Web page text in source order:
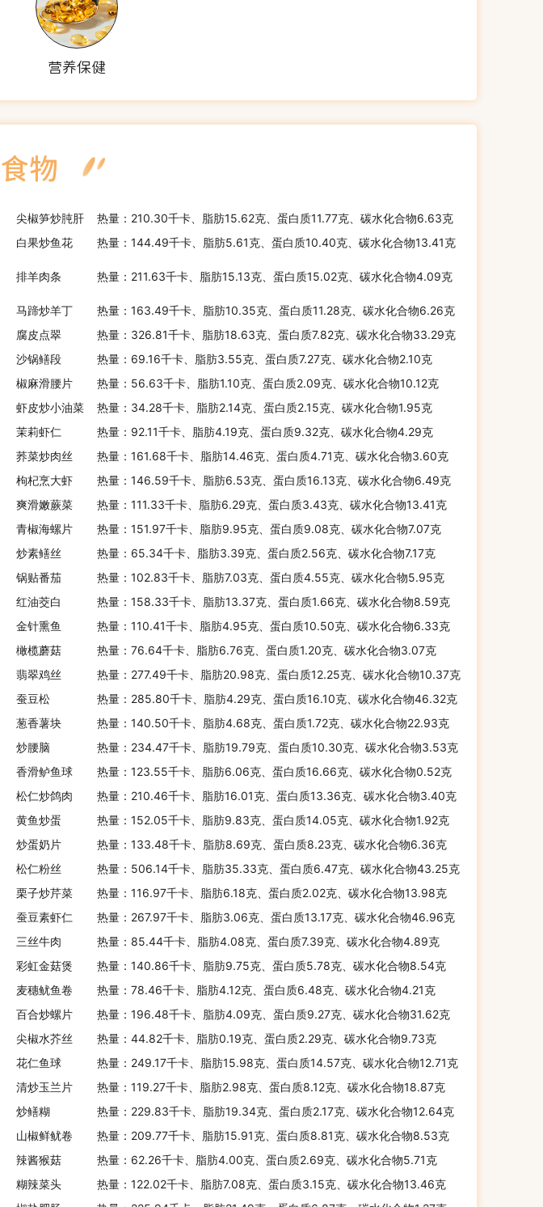
营养保健
尖椒笋炒肫肝
热量：210.30千卡、脂肪15.62克、蛋白质11.77克、碳水化合物6.63克
白果炒鱼花
热量：144.49千卡、脂肪5.61克、蛋白质10.40克、碳水化合物13.41克
排羊肉条 热量：211.63千卡、脂肪15.13克、蛋白质15.02克、碳水化合物4.09克
马蹄炒羊丁
热量：163.49千卡、脂肪10.35克、蛋白质11.28克、碳水化合物6.26克
腐皮点翠
热量：326.81千卡、脂肪18.63克、蛋白质7.82克、碳水化合物33.29克
沙锅鳝段
热量：69.16千卡、脂肪3.55克、蛋白质7.27克、碳水化合物2.10克
椒麻滑腰片
热量：56.63千卡、脂肪1.10克、蛋白质2.09克、碳水化合物10.12克
虾皮炒小油菜
热量：34.28千卡、脂肪2.14克、蛋白质2.15克、碳水化合物1.95克
茉莉虾仁
热量：92.11千卡、脂肪4.19克、蛋白质9.32克、碳水化合物4.29克
荞菜炒肉丝
热量：161.68千卡、脂肪14.46克、蛋白质4.71克、碳水化合物3.60克
枸杞烹大虾
热量：146.59千卡、脂肪6.53克、蛋白质16.13克、碳水化合物6.49克
爽滑嫩蕨菜
热量：111.33千卡、脂肪6.29克、蛋白质3.43克、碳水化合物13.41克
青椒海螺片
热量：151.97千卡、脂肪9.95克、蛋白质9.08克、碳水化合物7.07克
炒素鳝丝
热量：65.34千卡、脂肪3.39克、蛋白质2.56克、碳水化合物7.17克
锅贴番茄
热量：102.83千卡、脂肪7.03克、蛋白质4.55克、碳水化合物5.95克
红油茭白
热量：158.33千卡、脂肪13.37克、蛋白质1.66克、碳水化合物8.59克
金针熏鱼
热量：110.41千卡、脂肪4.95克、蛋白质10.50克、碳水化合物6.33克
橄榄蘑菇
热量：76.64千卡、脂肪6.76克、蛋白质1.20克、碳水化合物3.07克
翡翠鸡丝
热量：277.49千卡、脂肪20.98克、蛋白质12.25克、碳水化合物10.37克
蚕豆松
热量：285.80千卡、脂肪4.29克、蛋白质16.10克、碳水化合物46.32克
葱香薯块
热量：140.50千卡、脂肪4.68克、蛋白质1.72克、碳水化合物22.93克
炒腰脑
热量：234.47千卡、脂肪19.79克、蛋白质10.30克、碳水化合物3.53克
香滑鲈鱼球
热量：123.55千卡、脂肪6.06克、蛋白质16.66克、碳水化合物0.52克
松仁炒鸽肉
热量：210.46千卡、脂肪16.01克、蛋白质13.36克、碳水化合物3.40克
黄鱼炒蛋
热量：152.05千卡、脂肪9.83克、蛋白质14.05克、碳水化合物1.92克
炒蛋奶片
热量：133.48千卡、脂肪8.69克、蛋白质8.23克、碳水化合物6.36克
松仁粉丝
热量：506.14千卡、脂肪35.33克、蛋白质6.47克、碳水化合物43.25克
栗子炒芹菜
热量：116.97千卡、脂肪6.18克、蛋白质2.02克、碳水化合物13.98克
蚕豆素虾仁
热量：267.97千卡、脂肪3.06克、蛋白质13.17克、碳水化合物46.96克
三丝牛肉
热量：85.44千卡、脂肪4.08克、蛋白质7.39克、碳水化合物4.89克
彩虹金菇煲
热量：140.86千卡、脂肪9.75克、蛋白质5.78克、碳水化合物8.54克
麦穗鱿鱼卷
热量：78.46千卡、脂肪4.12克、蛋白质6.48克、碳水化合物4.21克
百合炒螺片
热量：196.48千卡、脂肪4.09克、蛋白质9.27克、碳水化合物31.62克
尖椒水芥丝
热量：44.82千卡、脂肪0.19克、蛋白质2.29克、碳水化合物9.73克
花仁鱼球
热量：249.17千卡、脂肪15.98克、蛋白质14.57克、碳水化合物12.71克
清炒玉兰片
热量：119.27千卡、脂肪2.98克、蛋白质8.12克、碳水化合物18.87克
炒鳝糊
热量：229.83千卡、脂肪19.34克、蛋白质2.17克、碳水化合物12.64克
山椒鲜鱿卷
热量：209.77千卡、脂肪15.91克、蛋白质8.81克、碳水化合物8.53克
辣酱猴菇
热量：62.26千卡、脂肪4.00克、蛋白质2.69克、碳水化合物5.71克
糊辣菜头
热量：122.02千卡、脂肪7.08克、蛋白质3.15克、碳水化合物13.46克